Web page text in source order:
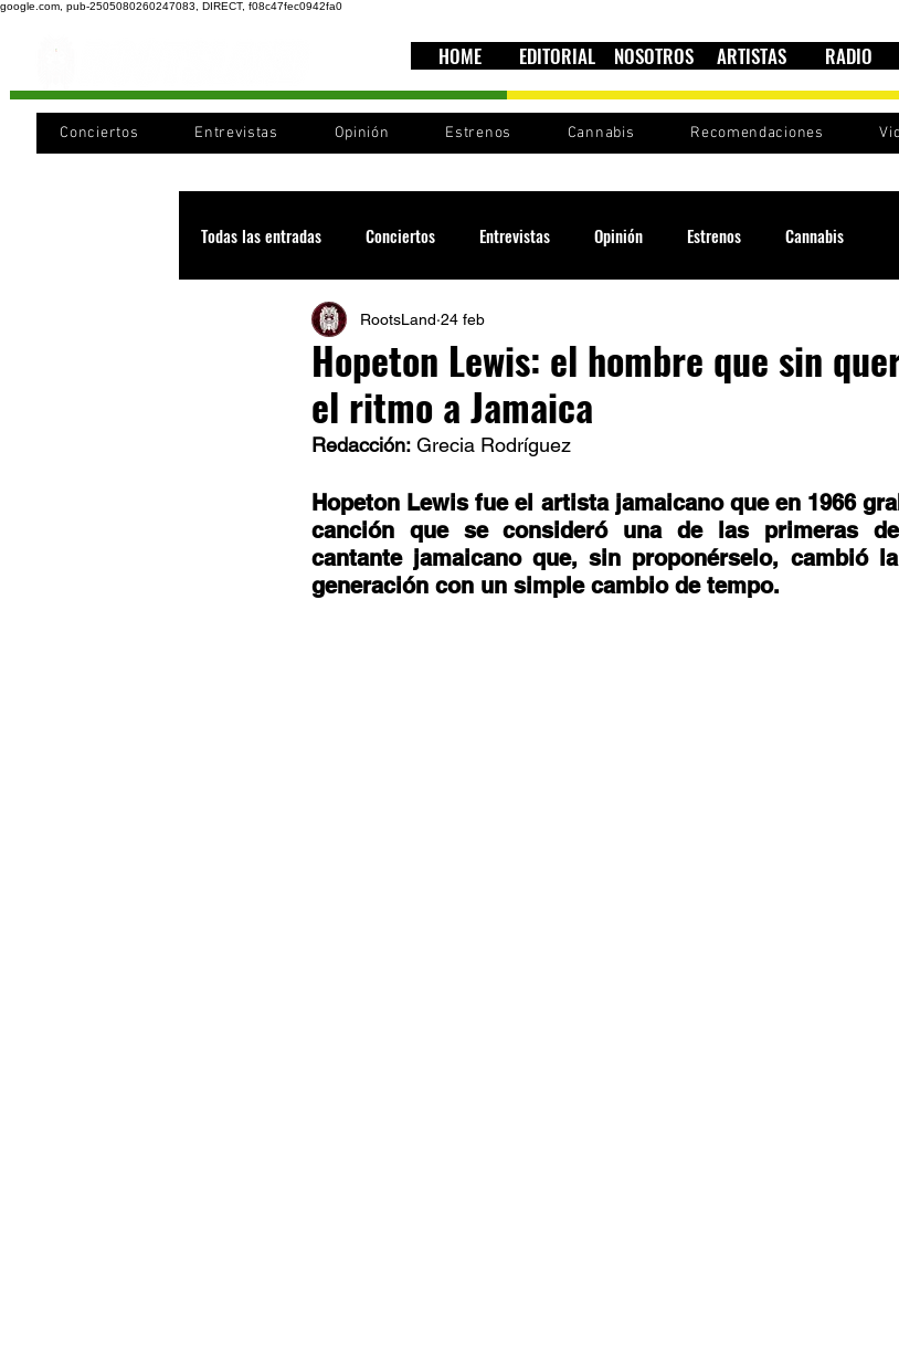
google.com, pub-2505080260247083, DIRECT, f08c47fec0942fa0
HOME EDITORIAL NOSOTROS ARTISTAS RADIO
Conciertos Entrevistas Opinión Estrenos Cannabis Recomendaciones
Todas las entradas Conciertos Entrevistas Opinión Estrenos Cannabis
Recomendaciones Videos
Cultura Cobertura Sound System
Documentales Podcast Rastafari Fuera del reggae ANCOP
Conociendo Reggae Columna del día Sorteos Eventos Artistas
Hopeton Lewis: el hombre que sin
el ritmo a Jamaica
RootsLand 24 feb
Redacción: Grecia Rodríguez
Hopeton Lewis fue el artista jamaicano que en 1966
canción que se consideró una de las primeras
cantante jamaicano que, sin proponérselo, cambió
generación con un simple cambio de tempo.